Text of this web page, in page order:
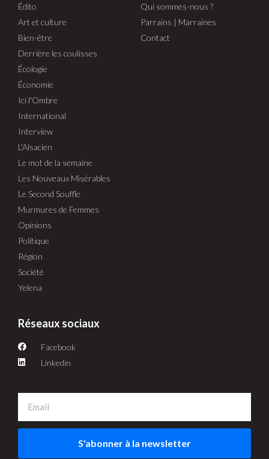
Édito
Art et culture
Bien-être
Derrière les coulisses
Écologie
Économie
Ici l'Ombre
International
Interview
L'Alsacien
Le mot de la semaine
Les Nouveaux Misérables
Le Second Souffle
Murmures de Femmes
Opinions
Politique
Région
Société
Yelena
Qui sommes-nous ?
Parrains | Marraines
Contact
Réseaux sociaux
Facebook
Linkedin
S'abonner à la newsletter